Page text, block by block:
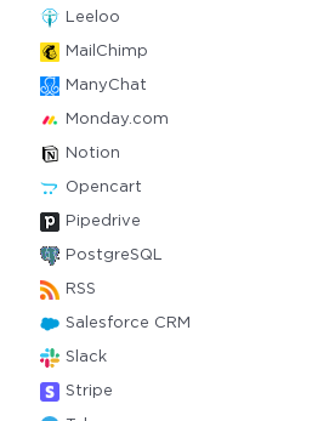
Leeloo
MailChimp
ManyChat
Monday.com
Notion
Opencart
Pipedrive
PostgreSQL
RSS
Salesforce CRM
Slack
Stripe